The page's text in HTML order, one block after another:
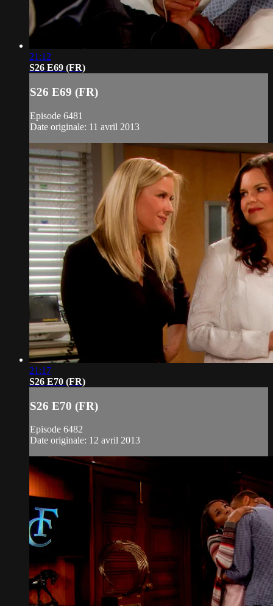
21:12
S26 E69 (FR)
S26 E69 (FR)
Episode 6481
Date originale: 11 avril 2013
21:17
S26 E70 (FR)
S26 E70 (FR)
Episode 6482
Date originale: 12 avril 2013